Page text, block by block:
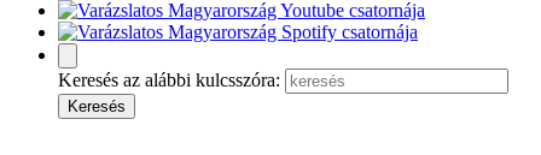
Keresés az alábbi kulcsszóra: